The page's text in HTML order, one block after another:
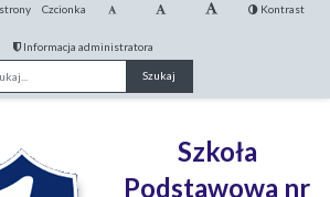
Czcionka Kontrast
Informacja administratora
Szkoła
Podstawowa nr